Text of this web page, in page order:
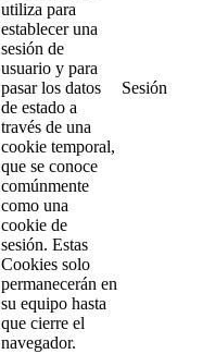
utiliza para
establecer una
sesión de
usuario y para
pasar los datos
de estado a
través de una
cookie temporal,
que se conoce
comúnmente
como una
cookie de
sesión. Estas
Cookies solo
permanecerán en
su equipo hasta
que cierre el
navegador.
Sesión